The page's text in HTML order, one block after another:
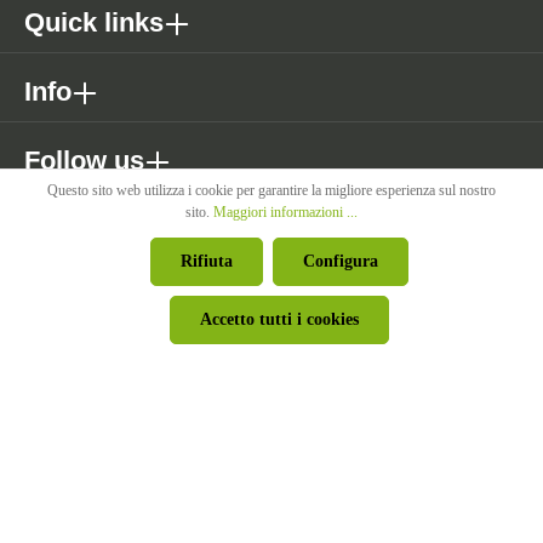
Follow us
Quick links
Info
© Pircher Oberland Srl - Powered by 426 - Your Digital Upgrade
diversamente indicato.
Questo sito web utilizza i cookie per garantire la migliore esperienza sul nostro
sito. Maggiori informazioni ...
Rifiuta Configura
Accetto tutti i cookies